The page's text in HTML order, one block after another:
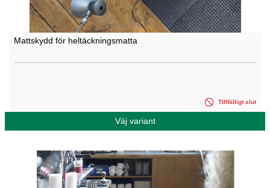
Mattskydd för heltäckningsmatta
Tillfälligt slut
Väj variant